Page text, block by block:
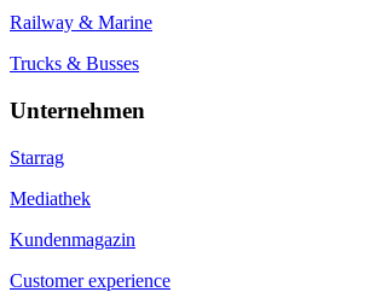
Railway & Marine
Trucks & Busses
Unternehmen
Starrag
Mediathek
Kundenmagazin
Customer experience